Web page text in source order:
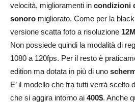
velocità, miglioramenti in condizioni
sonoro migliorato. Come per la
versione scatta foto a risoluzione
Non possiede quindi la modalità di
1080 a 120fps. Per il resto è
edition ma dotata in più di uno
E’ il modello che fra tutti verrà scelto
che si aggira intorno ai 400$. Anche